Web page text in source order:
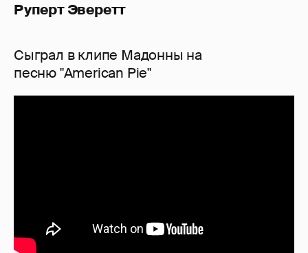
Руперт Эверетт
Сыграл в клипе Мадонны на
песню "American Pie"